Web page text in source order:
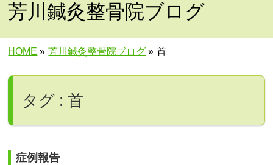
芳川鍼灸整骨院ブログ
HOME » 芳川鍼灸整骨院ブログ » 首
タグ : 首
症例報告